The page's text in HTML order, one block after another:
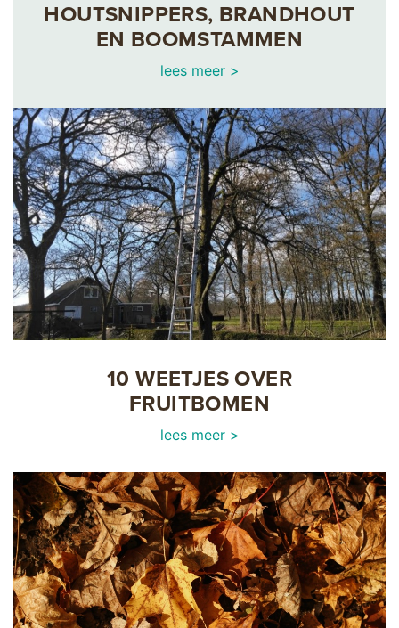
HOUTSNIPPERS, BRANDHOUT
EN BOOMSTAMMEN
lees meer >
10 WEETJES OVER
FRUITBOMEN
lees meer >